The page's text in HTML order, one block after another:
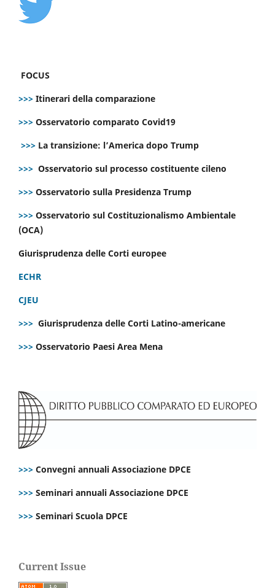
FOCUS
>>> Itinerari della comparazione
>>> Osservatorio comparato Covid19
>>> La transizione: l’America dopo Trump
>>> Osservatorio sul processo costituente cileno
>>> Osservatorio sulla Presidenza Trump
>>> Osservatorio sul Costituzionalismo Ambientale
(OCA)
Giurisprudenza delle Corti europee
ECHR
CJEU
>>> Giurisprudenza delle Corti Latino-americane
>>> Osservatorio Paesi Area Mena
>>> Convegni annuali Associazione DPCE
>>> Seminari annuali Associazione DPCE
>>> Seminari Scuola DPCE
Current Issue